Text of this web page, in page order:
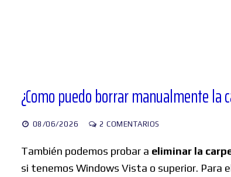
¿Como puedo borrar manualmente la
08/06/2026 2 COMENTARIOS
También podemos probar a eliminar la
si tenemos Windows Vista o superior. Para